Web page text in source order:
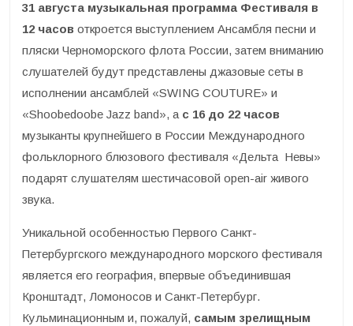
31 августа музыкальная программа Фестиваля в
12 часов откроется выступлением Ансамбля песни и
пляски Черноморского флота России, затем вниманию
слушателей будут представлены джазовые сеты в
исполнении ансамблей «SWING COUTURE» и
«Shoobedoobe Jazz band», а с 16 до 22 часов
музыканты крупнейшего в России Международного
фольклорного блюзового фестиваля «Дельта Невы»
подарят слушателям шестичасовой open-air живого
звука.
Уникальной особенностью Первого Санкт-
Петербургского международного морского фестиваля
является его география, впервые объединившая
Кронштадт, Ломоносов и Санкт-Петербург.
Кульминационным и, пожалуй, самым зрелищным